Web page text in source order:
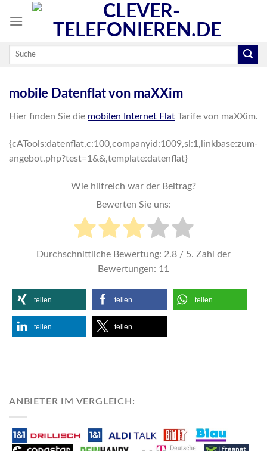
mobile Datenflat von maXXim
Hier finden Sie die mobilen Internet Flat Tarife von maXXim.
{cATools:datenflat,c:100,companyid:1009,sl:1,linkbase:zum-
angebot.php?test=1&&,template:datenflat}
Wie hilfreich war der Beitrag?
Bewerten Sie uns:
Durchschnittliche Bewertung: 2.8 / 5. Zahl der
Bewertungen: 11
teilen teilen teilen
teilen teilen
ANBIETER IM VERGLEICH: